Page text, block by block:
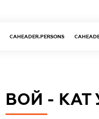
CAHEADER.PERSONS
ВОЙ - КАТ